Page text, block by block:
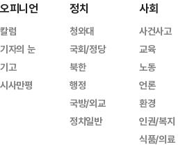
오피니언
칼럼
기자의 눈
기고
시사만평
정치
청와대
국회/정당
북한
행정
국방/외교
정치일반
사회
사건사고
교육
노동
언론
환경
인권/복지
식품/의료